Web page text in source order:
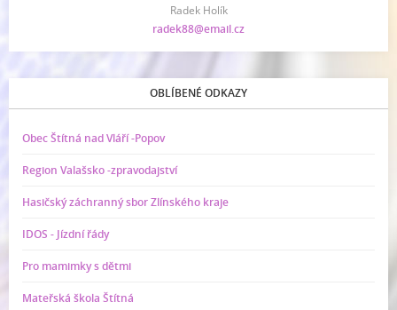
Radek Holík
radek88@email.cz
OBLÍBENÉ ODKAZY
Obec Štítná nad Vláří -Popov
Region Valašsko -zpravodajství
Hasičský záchranný sbor Zlínského kraje
IDOS - Jízdní řády
Pro mamimky s dětmi
Mateřská škola Štítná